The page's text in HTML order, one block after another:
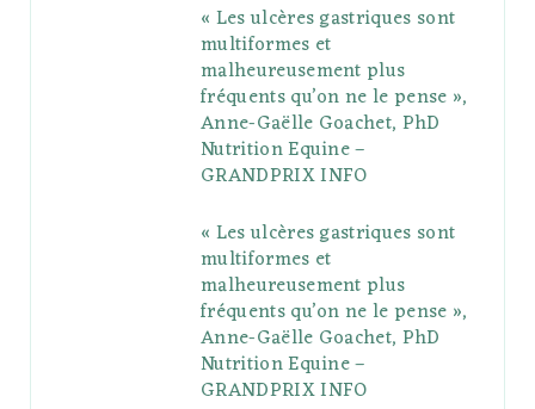
e
P
l
s
g
r
a
m
r
e
s
r
« Les ulcères gastriques sont
multiformes et
malheureusement plus
fréquents qu’on ne le pense »,
Anne-Gaëlle Goachet, PhD
Nutrition Equine –
GRANDPRIX INFO
« Les ulcères gastriques sont
multiformes et
malheureusement plus
fréquents qu’on ne le pense »,
Anne-Gaëlle Goachet, PhD
Nutrition Equine –
GRANDPRIX INFO